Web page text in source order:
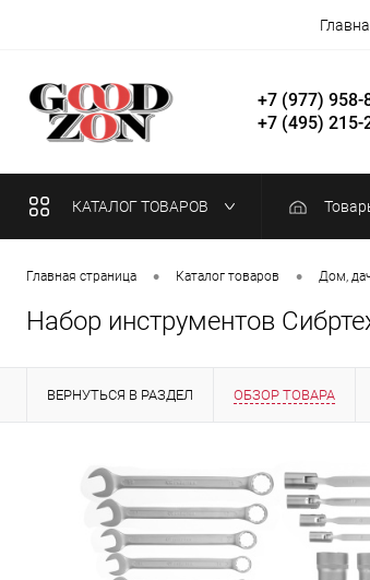
+7 (977) 958-
+7 (495) 215-
КАТАЛОГ ТОВАРОВ
Главная страница • Каталог товаров • Дом,
Набор инструментов
ВЕРНУТЬСЯ В РАЗДЕЛ ОБЗОР ТОВАРА